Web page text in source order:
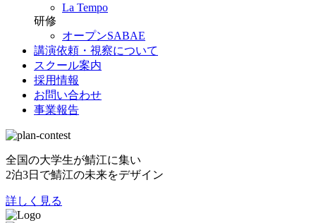
La Tempo
研修
オープンSABAE
講演依頼・視察について
スクール案内
採用情報
お問い合わせ
事業報告
全国の大学生が鯖江に集い
2泊3日で鯖江の未来をデザイン
詳しく見る